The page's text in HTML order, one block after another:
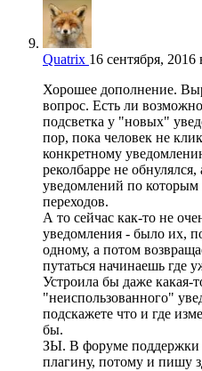
Quatrix 16 сентября, 2016
Хорошее дополнение.
вопрос. Есть ли
подсветка у "новых"
пор, пока человек не
конкретному
реколбарре не
уведомлений по
переходов.
А то сейчас как-то не
уведомления - было их,
одному, а потом
путаться начинаешь где
Устроила бы даже какая-
"неиспользованного"
подскажете что и где
бы.
ЗЫ. В форуме поддержки
плагину, потому и пишу